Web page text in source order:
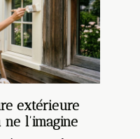
extérieure
l’imagine